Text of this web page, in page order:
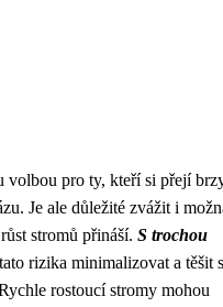
volbou pro ty, kteří si přejí
Je ale důležité zvážit i
stromů přináší. S trochou
rizika minimalizovat a těšit
rostoucí stromy mohou